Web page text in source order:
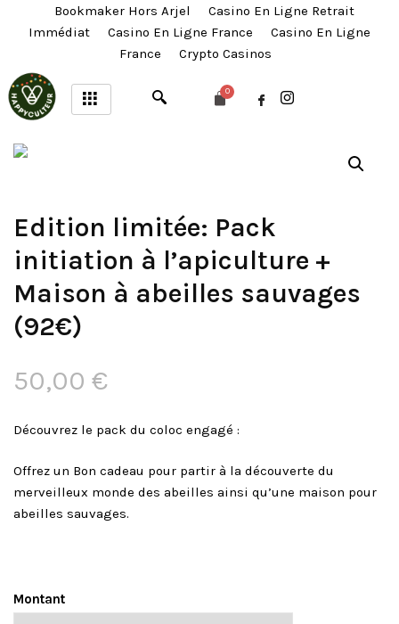
Bookmaker Hors Arjel
Casino En Ligne Retrait
Immédiat
Casino En Ligne France
Casino En Ligne
France
Crypto Casinos
Edition limitée: Pack
initiation à l’apiculture +
Maison à abeilles sauvages
(92€)
50,00 €
Découvrez le pack du coloc engagé :
Offrez un Bon cadeau pour partir à la découverte du
merveilleux monde des abeilles ainsi qu’une maison pour
abeilles sauvages.
Montant